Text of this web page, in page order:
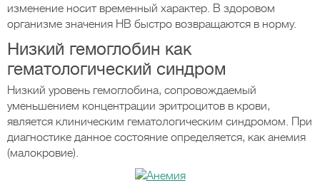
изменение носит временный характер. В здоровом
организме значения НВ быстро возвращаются в норму.
Низкий гемоглобин как
гематологический синдром
Низкий уровень гемоглобина, сопровождаемый
уменьшением концентрации эритроцитов в крови,
является клиническим гематологическим синдромом. При
диагностике данное состояние определяется, как анемия
(малокровие).